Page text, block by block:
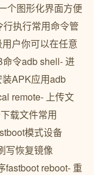
个图形化界面方便
执行常用命令管
户你可以在任意
令adb shell- 进
APK应用adb
remote- 上传文
载文件常用
模式设备
写恢复镜像
fastboot reboot- 重